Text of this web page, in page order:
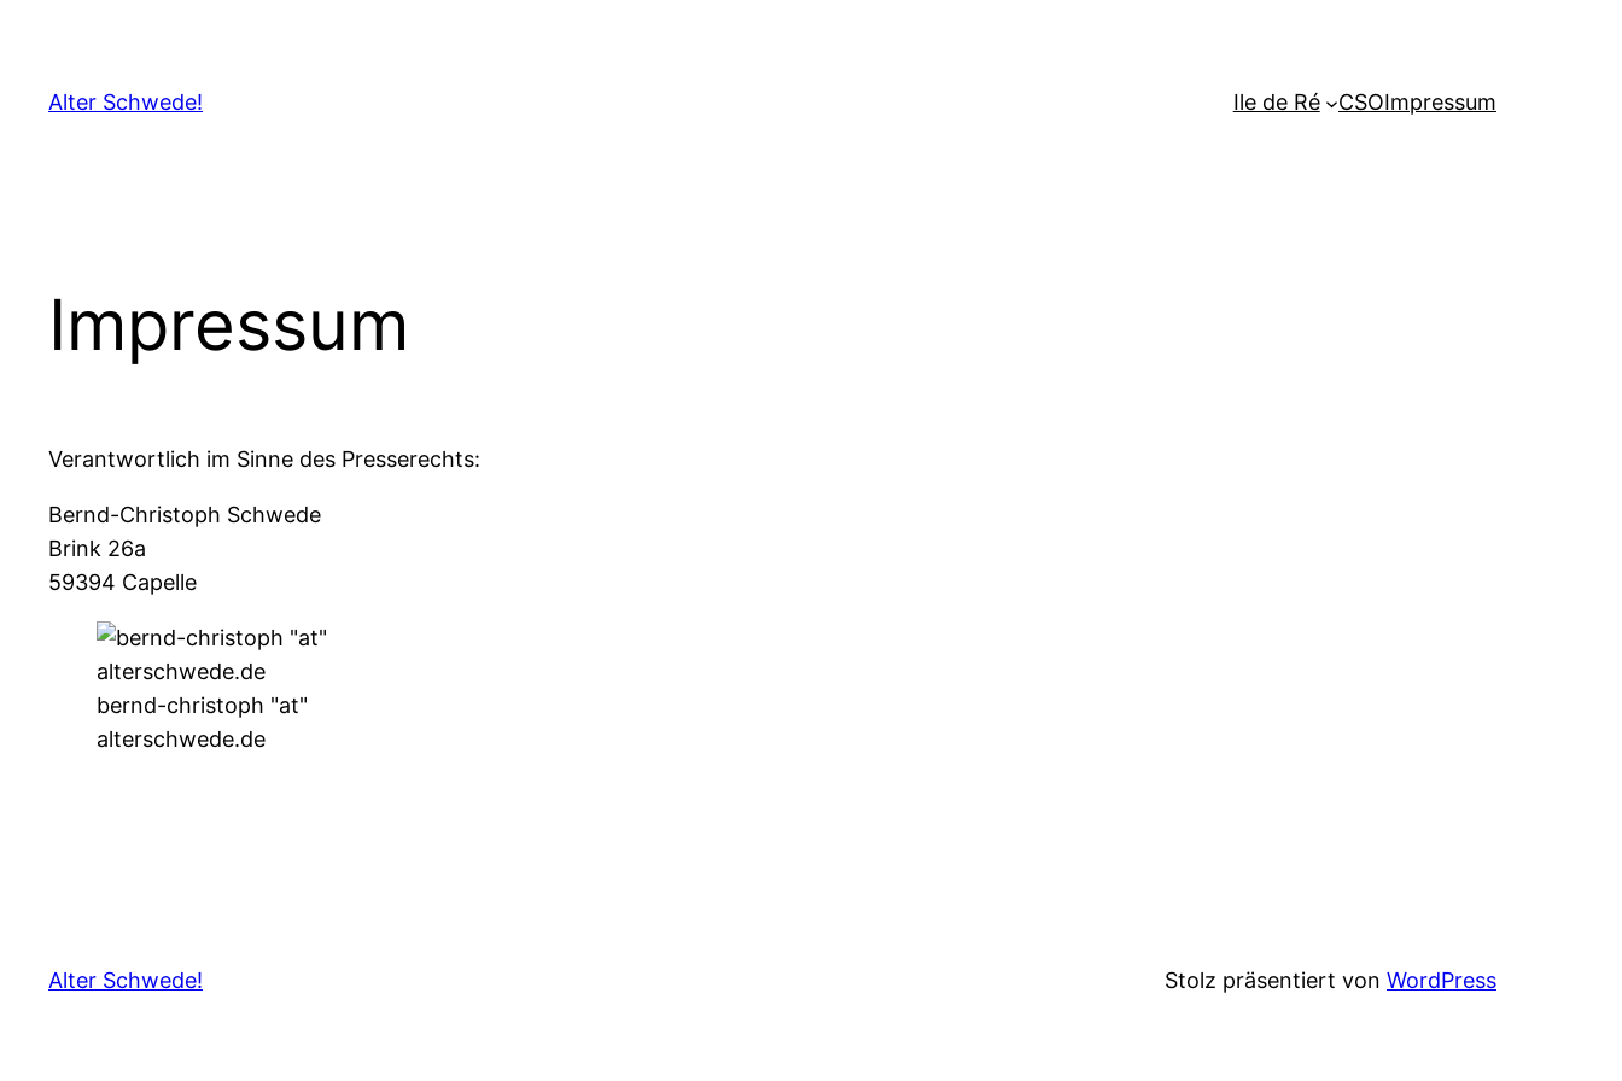
springen
Alter Schwede! Ile de Ré CSOImpressum
Impressum
Verantwortlich im Sinne des Presserechts:
Bernd-Christoph Schwede
Brink 26a
59394 Capelle
bernd-christoph "at"
alterschwede.de
Alter Schwede! Stolz präsentiert von WordPress